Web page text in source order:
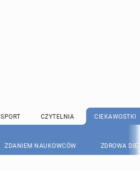
SPORT CZYTELNIA CIEKAWOSTKI
ZDANIEM NAUKOWCÓW ZDROWA